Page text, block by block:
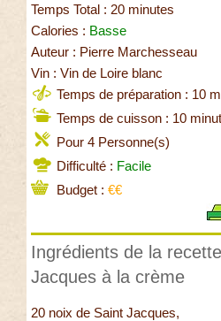
Temps Total : 20 minutes
Calories : Basse
Auteur : Pierre Marchesseau
Vin : Vin de Loire blanc
Temps de préparation : 10
Temps de cuisson : 10
Pour 4 Personne(s)
Difficulté : Facile
Budget : €€
Ingrédients de la
Jacques à la crème
20 noix de Saint Jacques,